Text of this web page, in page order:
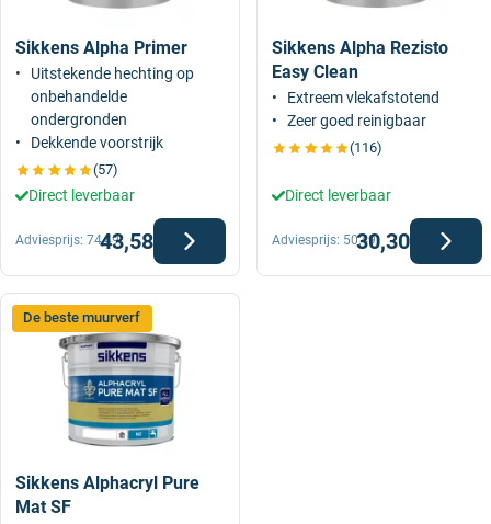
Sikkens Alpha Primer
Uitstekende hechting op
onbehandelde
ondergronden
Dekkende voorstrijk
(57)
Direct leverbaar
43,58
Adviesprijs: 74,49
Sikkens Alpha Rezisto
Easy Clean
Extreem vlekafstotend
Zeer goed reinigbaar
(116)
Direct leverbaar
30,30
Adviesprijs: 50,49
De beste muurverf
Sikkens Alphacryl Pure
Mat SF